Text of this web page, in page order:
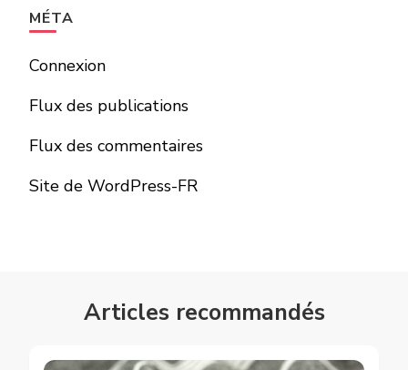
MÉTA
Connexion
Flux des publications
Flux des commentaires
Site de WordPress-FR
Articles recommandés